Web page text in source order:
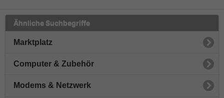
Ähnliche Suchbegriffe
Marktplatz
Computer & Zubehör
Modems & Netzwerk